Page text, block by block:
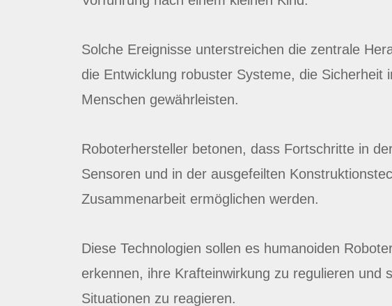
Solche Ereignisse unterstreichen die zentrale
die Entwicklung robuster Systeme, die Sicherheit
Menschen gewährleisten.
Roboterhersteller betonen, dass Fortschritte in
Sensoren und in der ausgefeilten
Zusammenarbeit ermöglichen werden.
Diese Technologien sollen es humanoiden
erkennen, ihre Krafteinwirkung zu regulieren und
Situationen zu reagieren.